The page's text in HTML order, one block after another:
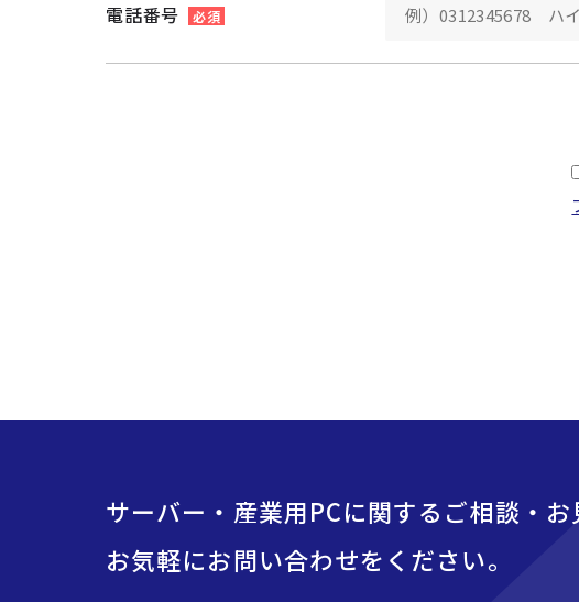
電話番号 必須
サーバー・産業用PCに関するご相談・
お気軽にお問い合わせをください。